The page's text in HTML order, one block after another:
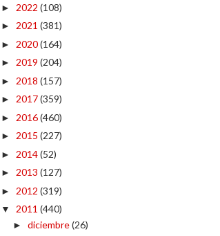
► 2022 (108)
► 2021 (381)
► 2020(164)
► 2019 (204)
► 2018 (157)
► 2017(359)
► 2016(460)
► 2015 (227)
► 2014(52)
► 2013 (127)
► 2012 (319)
▼ 2011 (440)
► diciembre(26)